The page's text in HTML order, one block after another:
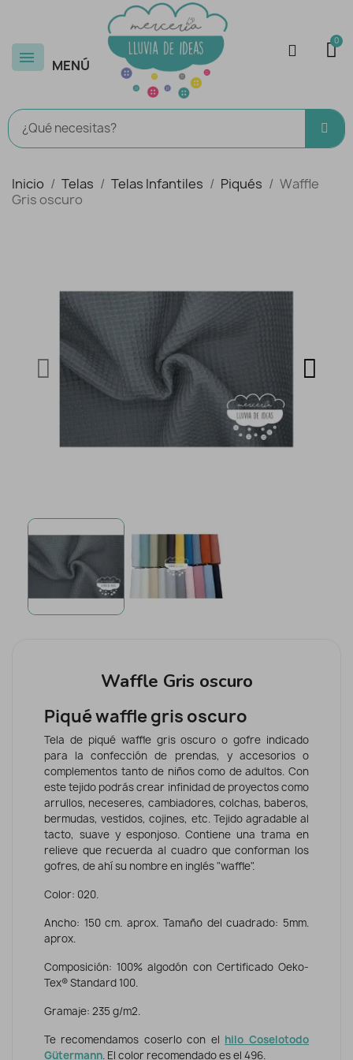
MENÚ
Inicio Telas Telas Infantiles Piqués
Waffle
Gris oscuro
Waffle Gris oscuro
Piqué waffle gris oscuro
Tela de piqué waffle gris oscuro o gofre indicado
para la confección de prendas, y accesorios o
complementos tanto de niños como de adultos. Con
este tejido podrás crear infinidad de proyectos como
arrullos, neceseres, cambiadores, colchas, baberos,
bermudas, vestidos, cojines, etc. Tejido agradable al
tacto, suave y esponjoso. Contiene una trama en
relieve que recuerda al cuadro que conforman los
gofres, de ahí su nombre en inglés "waffle".
Color: 020.
Ancho: 150 cm. aprox. Tamaño del cuadrado: 5mm.
aprox.
Composición: 100% algodón con Certificado Oeko-
Tex® Standard 100.
Gramaje: 235 g/m2.
Te recomendamos coserlo con el hilo Coselotodo
Gütermann. El color recomendado es el 496.